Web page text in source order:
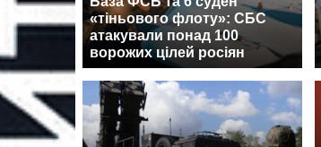
«тіньового флоту»: СБС
атакували понад 100
ворожих цілей росіян